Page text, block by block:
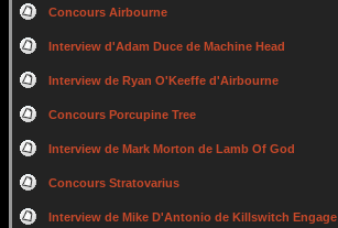
Concours Airbourne
Interview d'Adam Duce de Machine Head
Interview de Ryan O'Keeffe d'Airbourne
Concours Porcupine Tree
Interview de Mark Morton de Lamb Of God
Concours Stratovarius
Interview de Mike D'Antonio de Killswitch Engage